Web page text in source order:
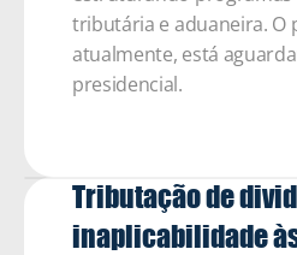
tributária e aduaneira. O
atualmente, está
presidencial.
Tributação de
inaplicabilidade